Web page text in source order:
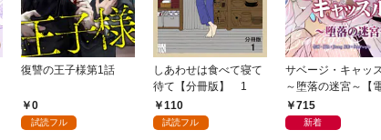
復讐の王子様第1話
0
試読フル
しあわせは食べて寝て
待て【分冊版】 1
110
試読フル
サベージ・キャッ
～堕落の迷宮～【電
単行本版】 第1巻
715
新着